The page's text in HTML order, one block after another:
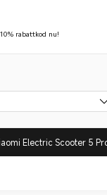
rabattkod nu!
Electric Scooter 5